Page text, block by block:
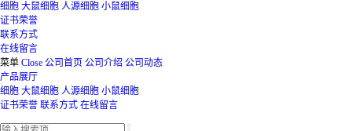
细胞 大鼠细胞 人源细胞 小鼠细胞
证书荣誉
联系方式
在线留言
菜单 Close 公司首页 公司介绍 公司动态
产品展厅
细胞 大鼠细胞 人源细胞 小鼠细胞
证书荣誉 联系方式 在线留言